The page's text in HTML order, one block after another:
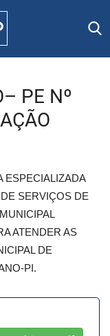
PE Nº
ESPECIALIZADA
SERVIÇOS DE
ATENDER AS
DE
PI.